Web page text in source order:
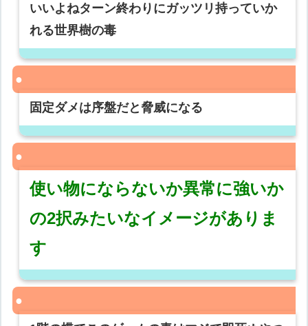
いいよねターン終わりにガッツリ持っていか
れる世界樹の毒
固定ダメは序盤だと脅威になる
使い物にならないか異常に強いか
の2択みたいなイメージがありま
す